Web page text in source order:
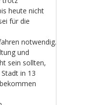
heute nicht
für die
notwendig.
und
sein sollten,
in 13